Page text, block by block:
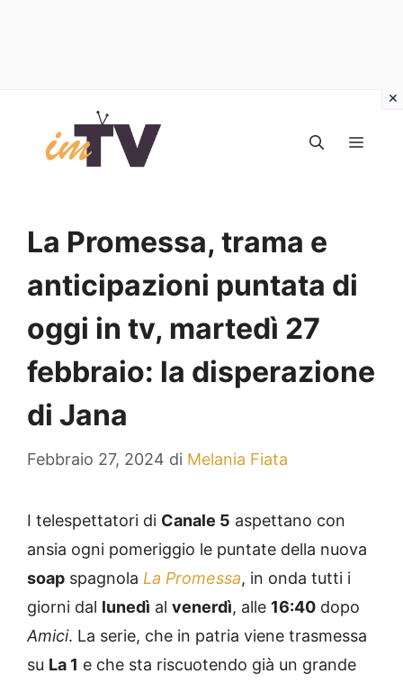
contenuto
La Promessa, trama e
anticipazioni puntata di
oggi in tv, martedì 27
febbraio: la disperazione
di Jana
Febbraio 27, 2024 di Melania Fiata
I telespettatori di Canale 5 aspettano con
ansia ogni pomeriggio le puntate della nuova
soap spagnola La Promessa, in onda tutti i
giorni dal lunedì al venerdì, alle 16:40 dopo
Amici. La serie, che in patria viene trasmessa
su La 1 e che sta riscuotendo già un grande